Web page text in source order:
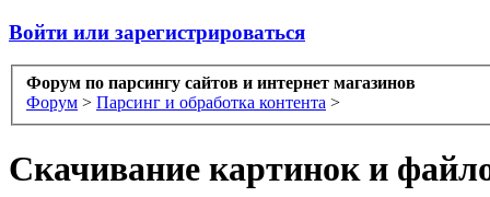
Войти или зарегистрироваться
Форум по парсингу сайтов и интернет магазинов
Форум > Парсинг и обработка контента >
Скачивание картинок и